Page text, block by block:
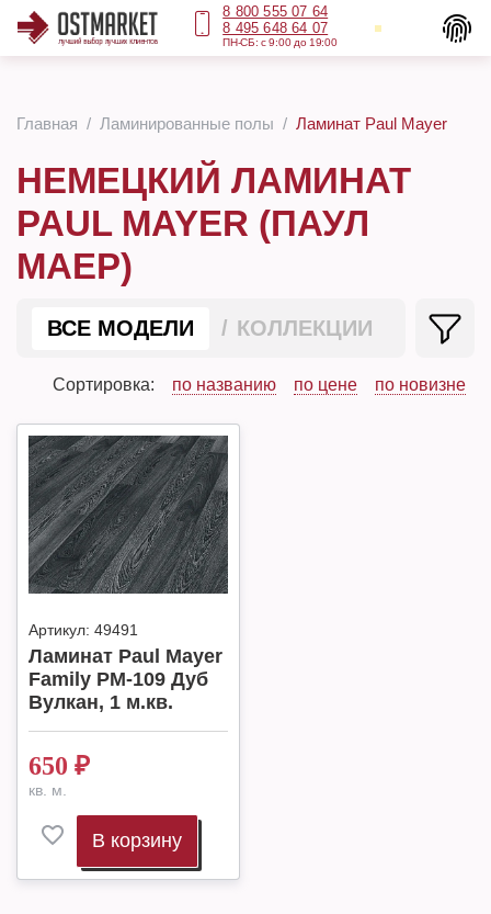
8 800 555 07 64
8 495 648 64 07
ПН-СБ: с 9:00 до 19:00
Главная Ламинированные полы Ламинат Paul Mayer
НЕМЕЦКИЙ ЛАМИНАТ
PAUL MAYER (ПАУЛ
МАЕР)
ВСЕ МОДЕЛИ КОЛЛЕКЦИИ
Сортировка: по названию по цене по новизне
Артикул: 49491
Ламинат Paul Mayer
Family PM-109 Дуб
Вулкан, 1 м.кв.
650 ₽
кв. м.
В корзину